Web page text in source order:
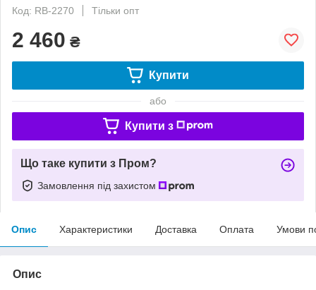
Код: RB-2270
Тільки опт
2 460 ₴
Купити
або
Купити з
Що таке купити з Пром?
Замовлення під захистом
Опис Характеристики Доставка Оплата Умови
Опис